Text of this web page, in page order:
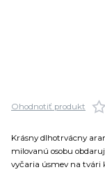
Ohodnotiť produkt
Krásny dlhotrvácny
milovanú osobu
vyčaria úsmev na tvári